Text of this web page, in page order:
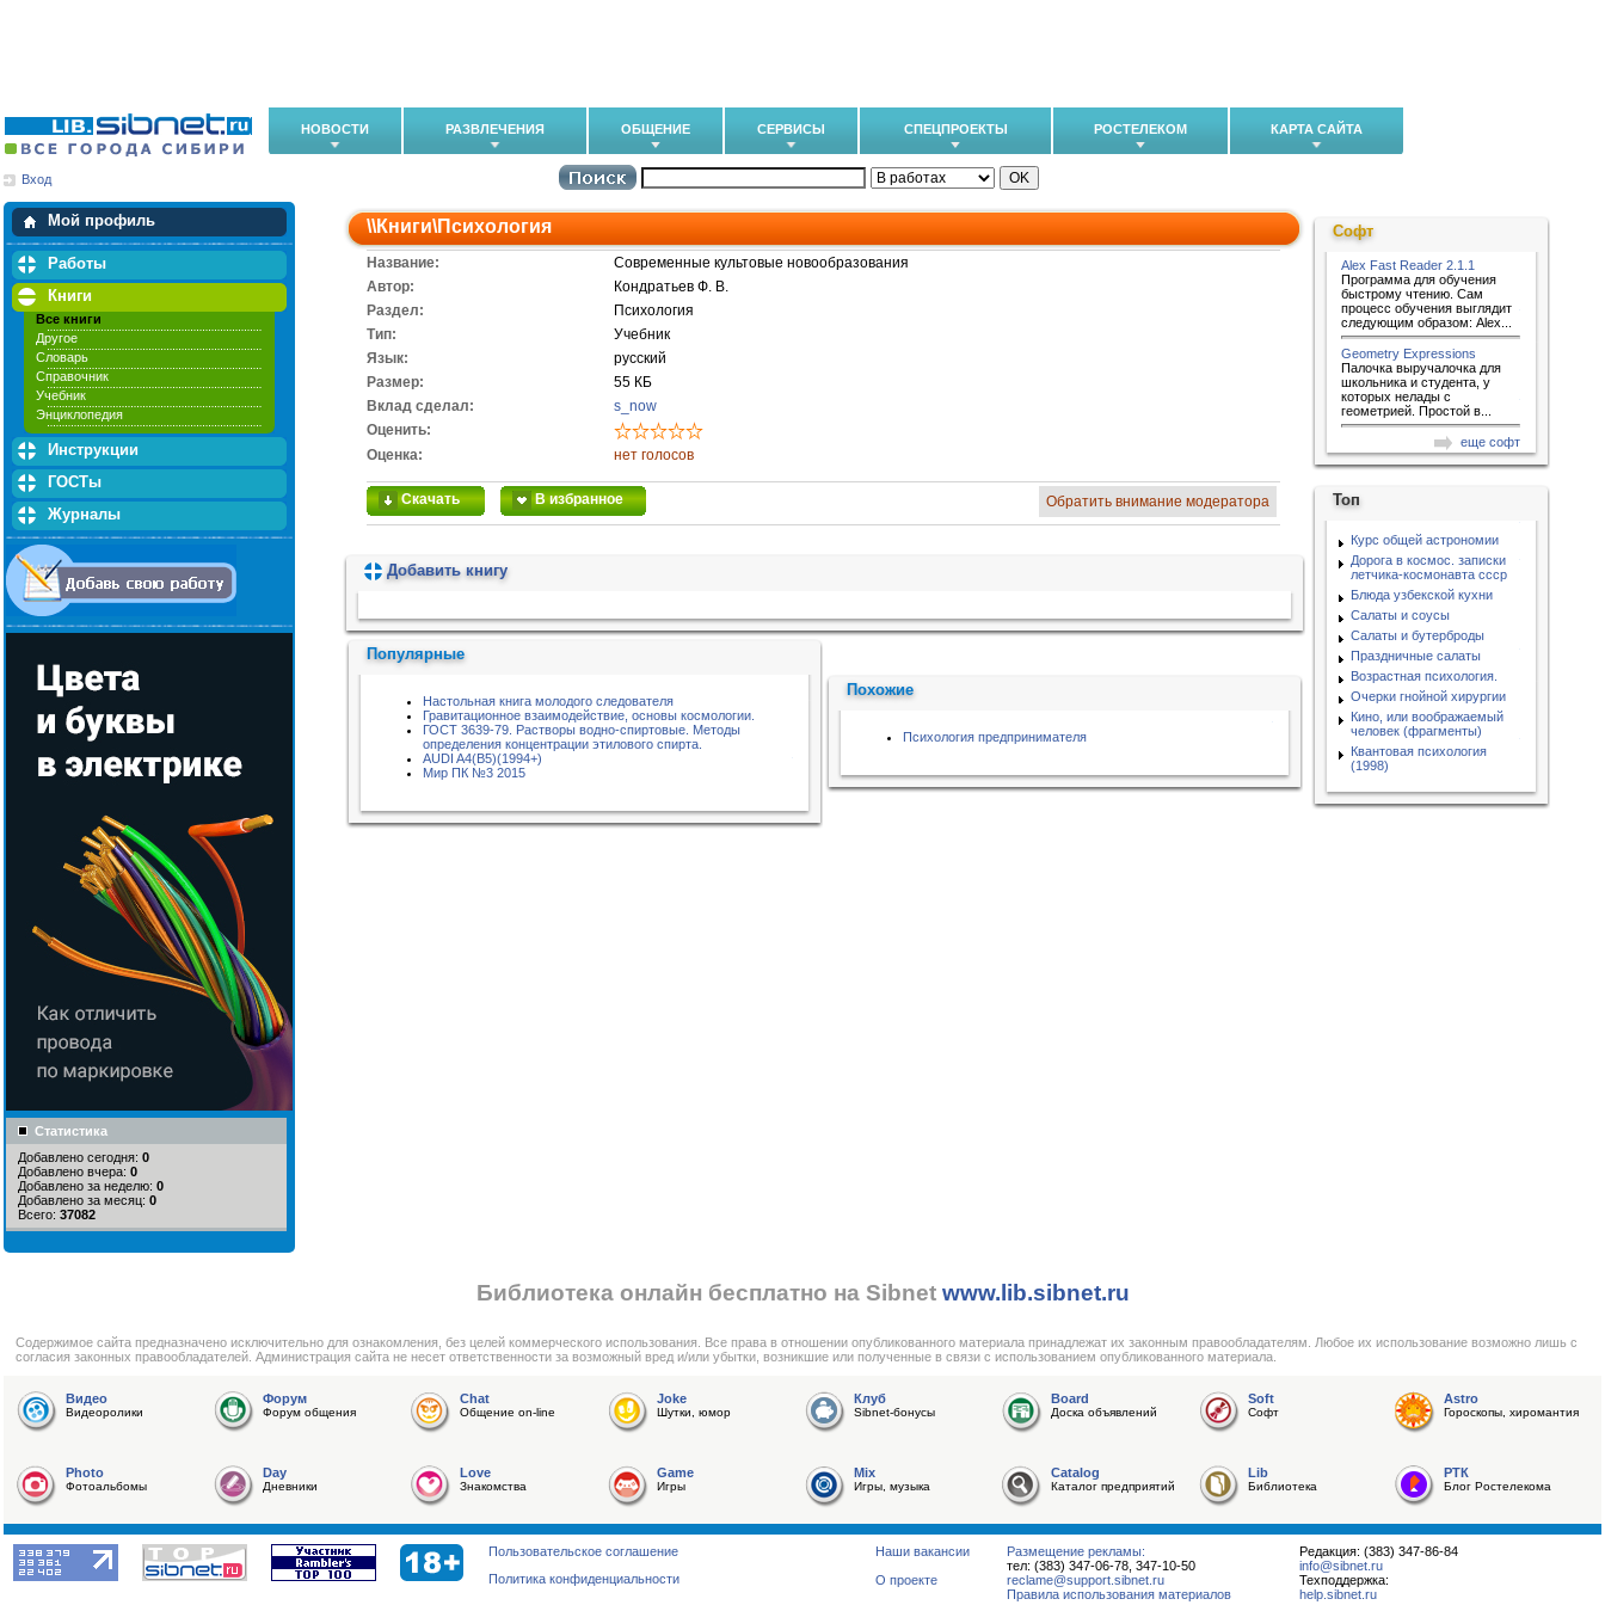
НОВОСТИ РАЗВЛЕЧЕНИЯ ОБЩЕНИЕ СЕРВИСЫ СПЕЦПРОЕКТЫ РОСТЕЛЕКОМ КАРТА САЙТА
Вход
Мой профиль
Мои закладки
Работы
Книги
Все книги
Другое
Словарь
Справочник
Учебник
Энциклопедия
Инструкции
ГОСТы
Журналы
Статистика
Добавлено сегодня: 0
Добавлено вчера: 0
Добавлено за неделю: 0
Добавлено за месяц: 0
Всего: 37082
\\Книги\Психология
Название:
Современные культовые новообразования
Автор:
Кондратьев Ф. В.
Раздел:
Психология
Тип:
Учебник
Язык:
русский
Размер:
55 КБ
Вклад сделал:
s_now
Оценить:
Оценка:
нет голосов
Скачать В избранное Обратить внимание модератора
Добавить книгу
Популярные
Настольная книга молодого следователя
Гравитационное взаимодействие, основы космологии.
ГОСТ 3639-79. Растворы водно-спиртовые. Методы
определения концентрации этилового спирта.
AUDI A4(B5)(1994+)
Мир ПК №3 2015
Похожие
Психология предпринимателя
Софт
Alex Fast Reader 2.1.1
Программа для обучения
быстрому чтению. Сам
процесс обучения выглядит
следующим образом: Alex...
Geometry Expressions
Палочка выручалочка для
школьника и студента, у
которых нелады с
геометрией. Простой в...
еще софт
Топ
Курс общей астрономии
Дорога в космос. записки
летчика-космонавта ссср
Блюда узбекской кухни
Салаты и соусы
Салаты и бутерброды
Праздничные салаты
Возрастная психология.
Очерки гнойной хирургии
Кино, или воображаемый
человек (фрагменты)
Квантовая психология
(1998)
Библиотека онлайн бесплатно на Sibnet www.lib.sibnet.ru
Cодержимое сайта предназначено исключительно для ознакомления, без целей коммерческого использования. Все права в отношении опубликованного материала принадлежат их законным правообладателям. Любое их использование возможно лишь с
согласия законных правообладателей. Администрация сайта не несет ответственности за возможный вред и/или убытки, возникшие или полученные в связи с использованием опубликованного материала.
Видео
Видеоролики
Форум
Форум общения
Chat
Общение on-line
Joke
Шутки, юмор
Клуб
Sibnet-бонусы
Board
Доска объявлений
Soft
Софт
Astro
Гороскопы, хиромантия
Photo
Фотоальбомы
Day
Дневники
Love
Знакомства
Game
Игры
Mix
Игры, музыка
Catalog
Каталог предприятий
Lib
Библиотека
РТК
Блог Ростелекома
Редакция: (383) 347-86-84
info@sibnet.ru
Техподдержка:
help.sibnet.ru
Размещение рекламы:
тел: (383) 347-06-78, 347-10-50
reclame@support.sibnet.ru
Правила использования материалов
Наши вакансии
О проекте
Пользовательское соглашение
Политика конфиденциальности